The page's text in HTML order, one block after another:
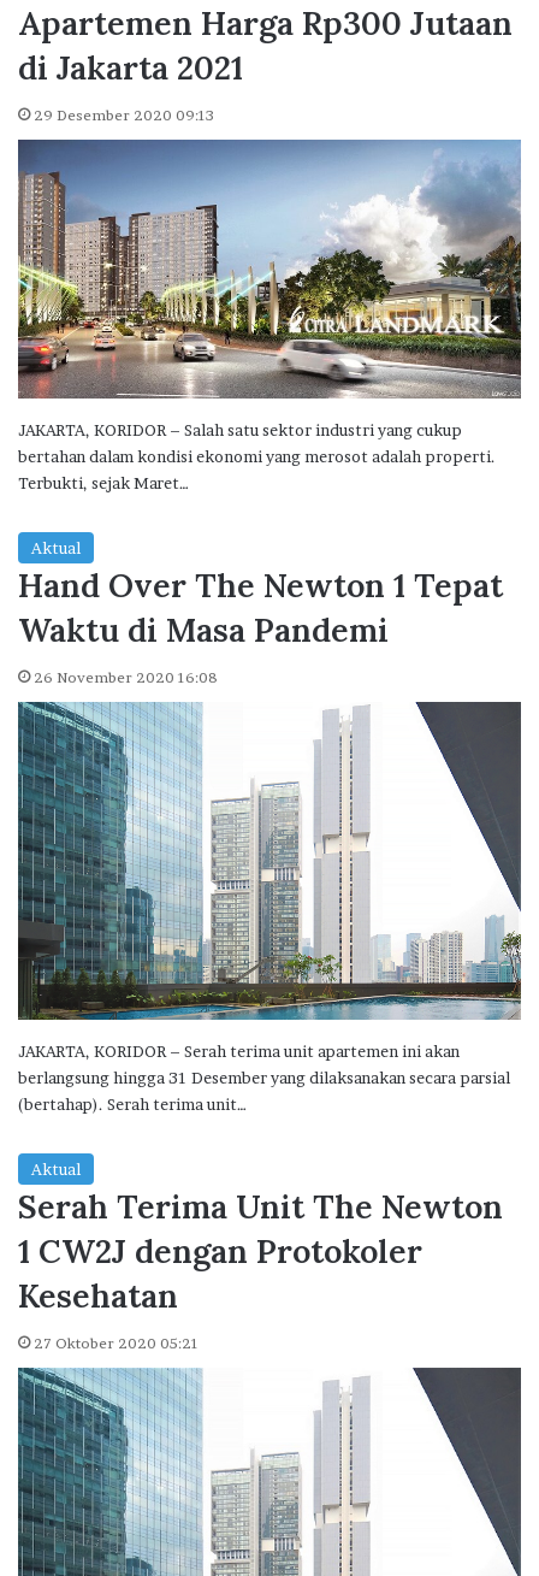
Apartemen Harga Rp300 Jutaan
di Jakarta 2021
29 Desember 2020 09:13
JAKARTA, KORIDOR – Salah satu sektor industri yang cukup
bertahan dalam kondisi ekonomi yang merosot adalah properti.
Terbukti, sejak Maret…
Aktual
Hand Over The Newton 1 Tepat
Waktu di Masa Pandemi
26 November 2020 16:08
JAKARTA, KORIDOR – Serah terima unit apartemen ini akan
berlangsung hingga 31 Desember yang dilaksanakan secara parsial
(bertahap). Serah terima unit…
Aktual
Serah Terima Unit The Newton
1 CW2J dengan Protokoler
Kesehatan
27 Oktober 2020 05:21